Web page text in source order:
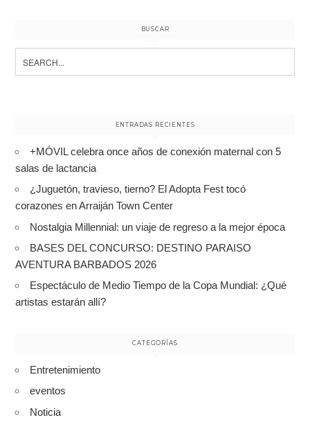
BUSCAR
for:
ENTRADAS RECIENTES
+MÓVIL celebra once años de conexión maternal con 5
salas de lactancia
¿Juguetón, travieso, tierno? El Adopta Fest tocó
corazones en Arraiján Town Center
Nostalgia Millennial: un viaje de regreso a la mejor época
BASES DEL CONCURSO: DESTINO PARAISO
AVENTURA BARBADOS 2026
Espectáculo de Medio Tiempo de la Copa Mundial: ¿Qué
artistas estarán allí?
CATEGORÍAS
Entretenimiento
eventos
Noticia